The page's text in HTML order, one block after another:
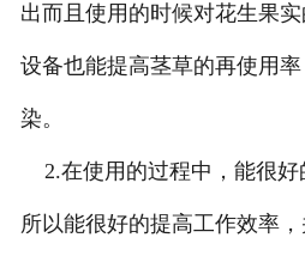
出而且使用的时候对花生果
设备也能提高茎草的再使用
染。
2.在使用的过程中，能很好
所以能很好的提高工作效率